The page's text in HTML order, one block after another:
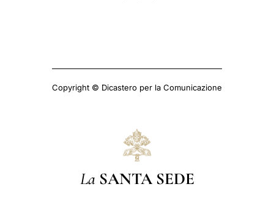
Copyright © Dicastero per la Comunicazione
La SANTA SEDE